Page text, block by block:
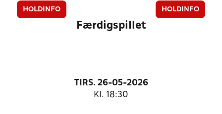
HOLDINFO HOLDINFO
Færdigspillet
TIRS. 26-05-2026
Kl. 18:30